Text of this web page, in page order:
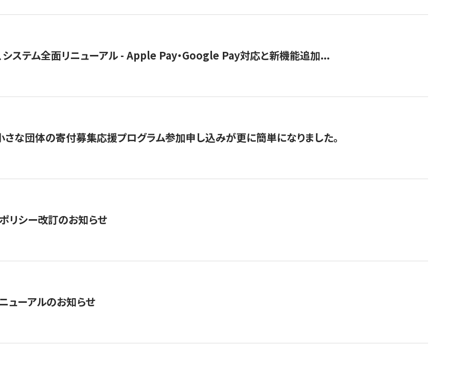
システム全面リニューアル - Apple Pay・Google Pay対応と新機能追加...
さな団体の寄付募集応援プログラム参加申し込みが更に簡単になりました。
リシー改訂のお知らせ
ューアルのお知らせ